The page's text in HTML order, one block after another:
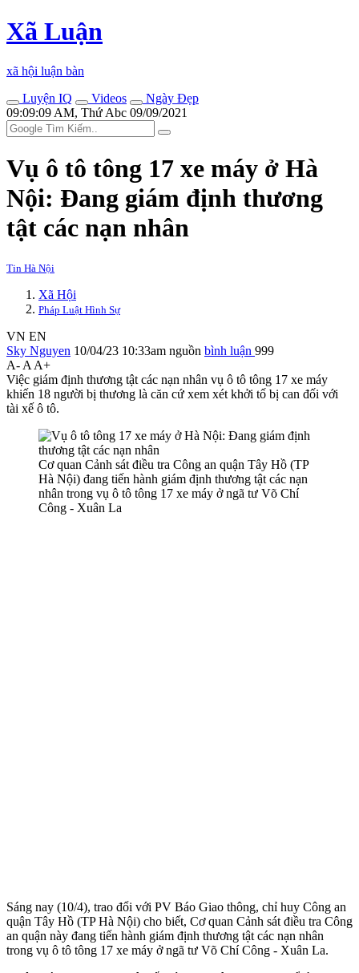
Xã Luận
xã hội luận bàn
Luyện IQ
Videos
Ngày Đẹp
09:09:09 AM, Thứ Abc 09/09/2021
Vụ ô tô tông 17 xe máy ở Hà
Nội: Đang giám định thương
tật các nạn nhân
Tin Hà Nội
Xã Hội
Pháp Luật Hình Sự
VN EN
Sky Nguyen 10/04/23 10:33am nguồn bình luận 999
A- A A+
Việc giám định thương tật các nạn nhân vụ ô tô tông 17 xe máy
khiến 18 người bị thương là căn cứ xem xét khởi tố bị can đối với
tài xế ô tô.
Cơ quan Cảnh sát điều tra Công an quận Tây Hồ (TP
Hà Nội) đang tiến hành giám định thương tật các nạn
nhân trong vụ ô tô tông 17 xe máy ở ngã tư Võ Chí
Công - Xuân La
Sáng nay (10/4), trao đổi với PV Báo Giao thông, chỉ huy Công an
quận Tây Hồ (TP Hà Nội) cho biết, Cơ quan Cảnh sát điều tra Công
an quận này đang tiến hành giám định thương tật các nạn nhân
trong vụ ô tô tông 17 xe máy ở ngã tư Võ Chí Công - Xuân La.